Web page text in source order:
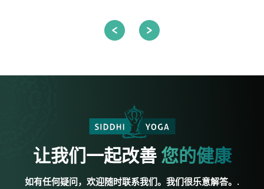
让我们一起改善 您的健康
如有任何疑问，欢迎随时联系我们。我们很乐意解答。.